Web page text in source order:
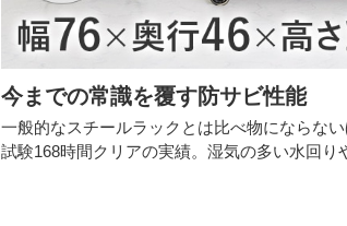
今までの常識を覆す防サビ性能
一般的なスチールラックとは比べ物にならな
試験168時間クリアの実績。湿気の多い水回り